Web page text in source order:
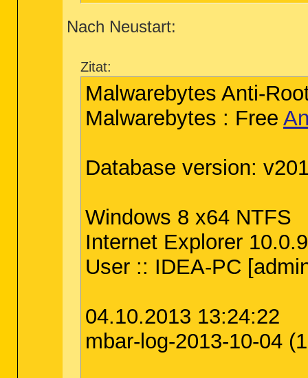
Nach Neustart:
Zitat:
Malwarebytes Anti-
Malwarebytes : Free
Database version:
Windows 8 x64 NTFS
Internet Explorer
User :: IDEA-PC
04.10.2013 13:24:22
mbar-log-2013-10-04